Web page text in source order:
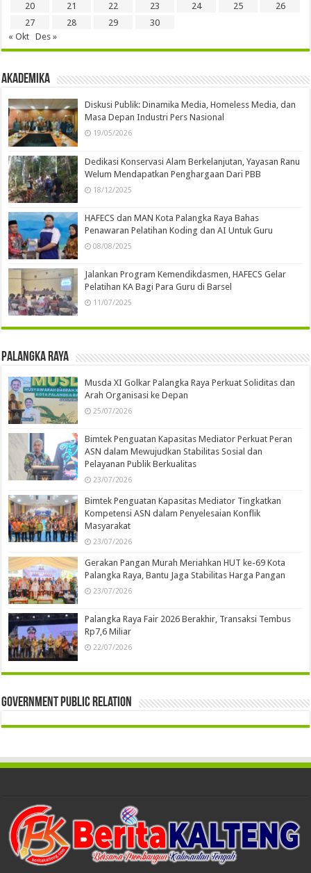
20
21 22 23 24 25
26
27
28 29
30
« Okt
Des »
Akademika
Diskusi Publik: Dinamika Media, Homeless Media, dan
Masa Depan Industri Pers Nasional
19/05/2026
Dedikasi Konservasi Alam Berkelanjutan, Yayasan Ranu
Welum Mendapatkan Penghargaan Dari PBB
18/12/2025
HAFECS dan MAN Kota Palangka Raya Bahas
Penawaran Pelatihan Koding dan AI Untuk Guru
08/08/2025
Jalankan Program Kemendikdasmen, HAFECS Gelar
Pelatihan KA Bagi Para Guru di Barsel
11/07/2025
Palangka Raya
Musda XI Golkar Palangka Raya Perkuat Soliditas dan
Arah Organisasi ke Depan
25/07/2026
Bimtek Penguatan Kapasitas Mediator Perkuat Peran
ASN dalam Mewujudkan Stabilitas Sosial dan
Pelayanan Publik Berkualitas
23/07/2026
Bimtek Penguatan Kapasitas Mediator Tingkatkan
Kompetensi ASN dalam Penyelesaian Konflik
Masyarakat
23/07/2026
Gerakan Pangan Murah Meriahkan HUT ke-69 Kota
Palangka Raya, Bantu Jaga Stabilitas Harga Pangan
23/07/2026
Palangka Raya Fair 2026 Berakhir, Transaksi Tembus
Rp7,6 Miliar
22/07/2026
Government Public Relation